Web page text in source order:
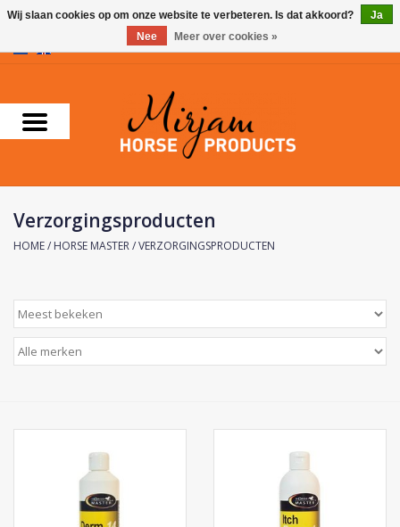
Supplementen
Verzorgingsproducten
Horse Master
Verzorgingsproducten
HOME/ HORSE MASTER/VERZORGINGSPRODUCTEN
Wij slaan cookies op om onze website te verbeteren. Is dat akkoord?
Ja
Nee
Meer over cookies »